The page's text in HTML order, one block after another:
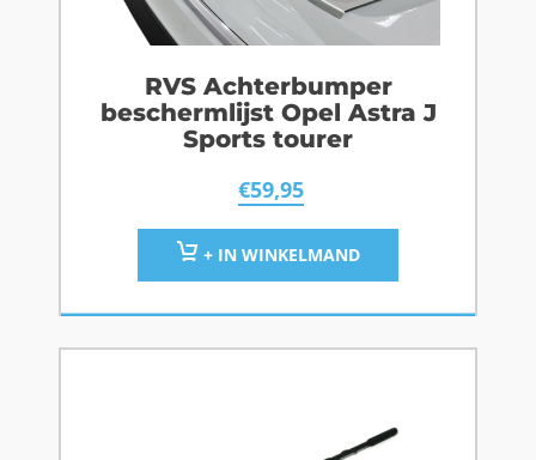
RVS Achterbumper
beschermlijst Opel Astra J
Sports tourer
€59,95
+ IN WINKELMAND